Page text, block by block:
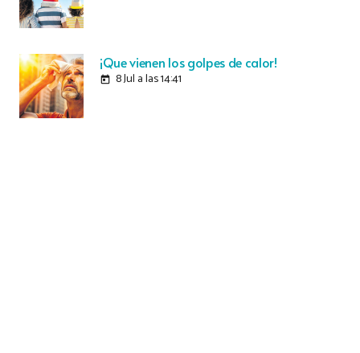
¡Que vienen los golpes de calor!
today 8 Jul a las 14:41